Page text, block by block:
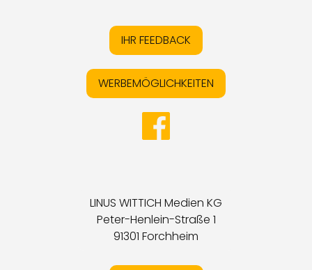
IHR FEEDBACK
WERBEMÖGLICHKEITEN
LINUS WITTICH Medien KG
Peter-Henlein-Straße 1
91301 Forchheim